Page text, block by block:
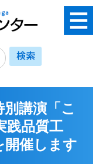
講演「こ
践品質工
開催します